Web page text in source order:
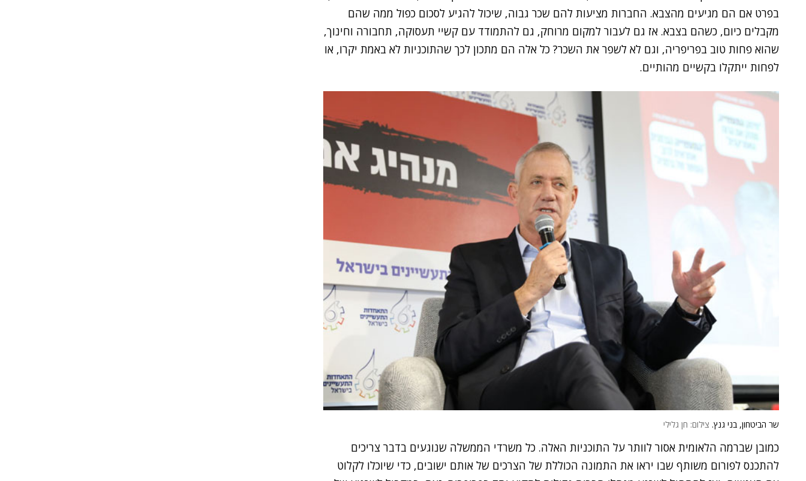
בפרט אם הם מגיעים מהצבא. החברות מציעות להם שכר גבוה, שיכול להגיע לסכום כפול ממה שהם
מקבלים כיום, כשהם בצבא. אז גם לעבור למקום מרוחק, גם להתמודד עם קשיי תעסוקה, תחבורה וחינוך,
שהוא פחות טוב בפריפריה, וגם לא לשפר את השכר? כל אלה הם מתכון לכך שהתוכניות לא באמת יקרו, או
לפחות ייתקלו בקשיים מהותיים.
שר הביטחון, בני גנץ. צילום: חן גלילי
כמובן שברמה הלאומית אסור לוותר על התוכניות האלה. כל משרדי הממשלה שנוגעים בדבר צריכים
להתכנס לפורום משותף שבו יראו את התמונה הכוללת של הצרכים של אותם ישובים, כדי שיוכלו לקלוט